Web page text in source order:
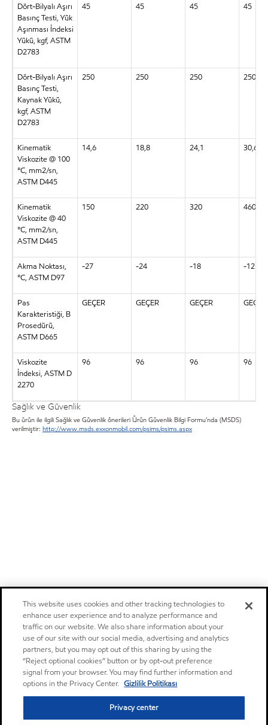
Dört-Bilyalı Aşırı
Basınç Testi, Yük
Aşınması İndeksi
Yükü, kgf, ASTM
D2783
45 45 45 45
Dört-Bilyalı Aşırı
Basınç Testi,
Kaynak Yükü,
kgf, ASTM
D2783
250 250 250 250
Kinematik
Viskozite @ 100
°C, mm2/sn,
ASTM D445
14,6 18,8 24,1 30,6
Kinematik
Viskozite @ 40
°C, mm2/sn,
ASTM D445
150 220 320 460
Akma Noktası,
°C, ASTM D97
-27 -24 -18 -12
Pas
Karakteristiği, B
Prosedürü,
ASTM D665
GEÇER GEÇER GEÇER GEÇER
Viskozite
İndeksi, ASTM D
2270
96 96 96 96
Sağlık ve Güvenlik
Bu ürün ile ilgili Sağlık ve Güvenlik önerileri Ürün Güvenlik Bilgi Formu’nda (MSDS)
verilmiştir: http://www.msds.exxonmobil.com/psims/psims.aspx
This website uses cookies and other tracking technologies to
enhance user experience and to analyze performance and
traffic on our website. We also share information about your
use of our site with our social media, advertising and analytics
partners, but you may opt out of this sharing by using the
“Reject optional cookies” button or by opt-out preference
signal from your browser. You may find further information and
options in the Privacy Center. Gizlilik Politikası
Privacy center